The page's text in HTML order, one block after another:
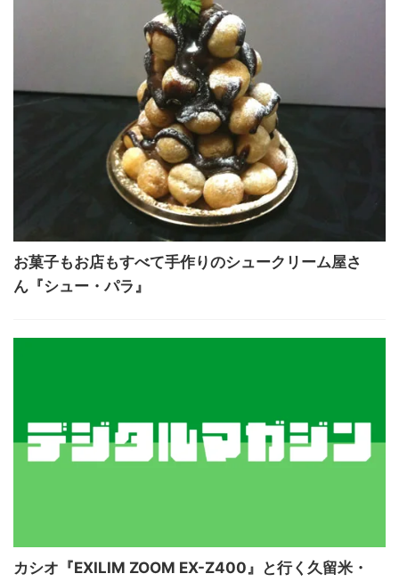
お菓子もお店もすべて手作りのシュークリーム屋さ
ん『シュー・パラ』
カシオ『EXILIM ZOOM EX-Z400』と行く久留米・